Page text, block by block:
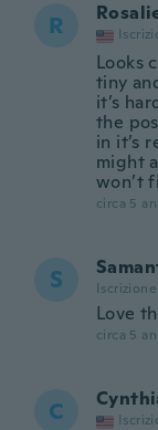
R
Looks
tiny
it’s
the
in it’s
might
won’t
circa 5
S
Love
circa 5
C